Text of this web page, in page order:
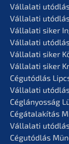
Vállala­ti
Vállala­ti
Vállala­ti siker
Vállala­ti
Vállala­ti siker
Vállala­ti siker
Cégutód­lás
Vállala­ti
Céglá­n­yos­ság
Cégátalakí­tás
Vállala­ti
Cégutód­lás